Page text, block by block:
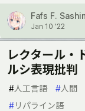
Fafs F.
Jan 10 '22
レクタール・
ルシ表現批判
#人工言語 #人間
#リパライン語